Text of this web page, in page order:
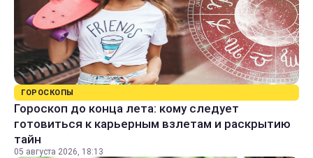
ГОРОСКОПЫ
Гороскоп до конца лета: кому следует
готовиться к карьерным взлетам и раскрытию
тайн
05 августа 2026, 18:13